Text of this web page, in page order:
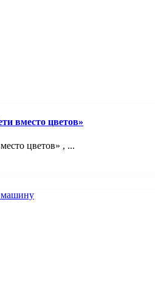
вместо цветов»
цветов» , ...